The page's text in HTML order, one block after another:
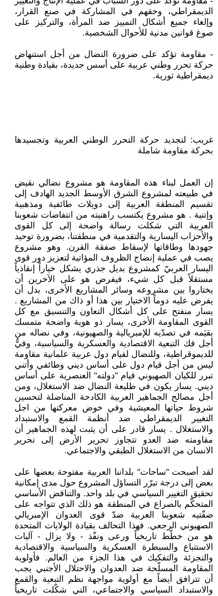
الديمقراطي، وحقهم في المشاركة في صنع القرار،
وإلغاء جميع أشكال التمييز ضد المرأة، والتركيز على
صوغ قوانين مدنية للأحوال الشخصية.
- مقاومة تؤكد على ضرورة النضال من أجل استنهاض
حركة تحرر وطني عربية على أسس جديدة، بقيادة وطنية
ديمقراطية ثورية.
غريب: لتجديد حركة التحرر الوطني العربية وتجسيدها
بحركة مقاومة شاملة
إن العمل لبناء هذه المقاومة هو مشروع نضالي نقيض
في طبيعته لمشروع الشرق الأوسط الجديد الهادف إلى
تقسيم المنطقة العربية إلى دويلات طائفية ومذهبية
وإتنية . هو مشروع يكتسب راهنيته من انتفاضات شعوبنا
العربية التي شكلت رسالة واضحة إلى كل القوى
والأحزاب اليسارية والتقدمية في منطقتنا، بضرورة توحيد
جهودها وطاقاتها لإسقاط صفقة القرن. وهو مشروع
يصب في عملية إنضاج الظروف المؤاتية لتعزيز دور قوى
اليسار العربيّ كمشروع بديل جذري يشكل خياراً إنقاذياً
مستقلاً قبل كل شيء، فيفرض هو على الآخرين أن
يختاروا بين مشروعه وسائر المشاريع الأخرى، بدل أن
يفرض عليه دوماً الاختيار بين هذا أو ذاك من المشاريع .
يسار منفتح على كل أشكال التعاون والتنسيق مع كل
القوى المقاومة الأخرى، يسار ذو هوية واضحة متمسك
بقيَمه في تصدّيه للإمبريالية والصهيونية، وفي نضاله من
أجل فك التبعية الاقتصادية والعسكرية والسياسية، وفيٌّ
للديموقراطية، وللنضال لقيام دول عربية علمانية مقاومة
ليس من أجل قيام دول على أساس ديني وطائفي وأتني
تبرر للكيان الصهيوني قيام "دولته" العنصرية على أساس
ديني. يسار يكون في طليعة النضال ضد الاستغلال، ومن
أجل مصالح الجماهير العربية الكادحة المناضلة لتحسين
شروط حياتها المعيشية وفي خوض معركتها من اجل
التغيير الديمقراطي ضد أنظمة القمع والاستبداد
والاستغلال . يسار قادر على أن يثبت لهذه الجماهير أن
مقاومته ضد العدو تتجاوز تحرير الأرض إلى تحرير
الانسان من الاستغلال الطبقي والاجتماعي.
لقد أصبحت "ساحات" بلداننا العربية مفتوحة بعضها على
بعض إلى درجة تبرّر التساؤل المشروع حول مدى إمكانية
تحقيق التغيير السياسي في بلد واحد. والتناقض الأساسي
المتحكّم بالصراع في المنطقة هو ذلك الذي تتواجه على
ضفّتيه شعوبنا العربية ضدّ قوى العدوان الإمبريالي
الصهيوني الرجعي. فهذا التحالف بقيادة الولايات المتحدة
هو من خطّط تاريخياً ورعى ونفّذ - ولا يزال - آليات
الاستتباع والسيطرة العسكرية والسياسية والاقتصادية
والتجزئة والتفكيك في هذا الجزء من العالم. فأولوية
المقاومة المسلّحة ضد العدوان والاحتلال الأجنبي يجب
أن تترافق أيضاً مع أولوية مواجهة نظم التبعية والقمع
والاستبداد السياسي والاجتماعي، التي شكّلت تاريخياً